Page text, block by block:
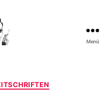
Menü